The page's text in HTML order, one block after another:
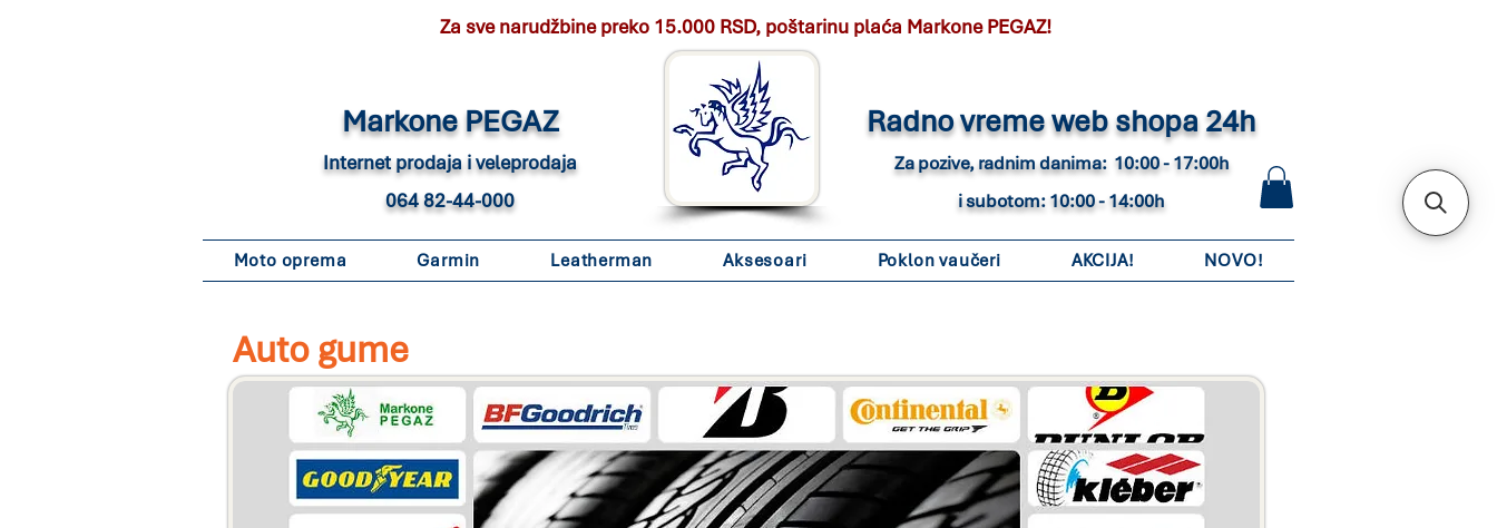
Za sve narudžbine preko 15.000 RSD, poštarinu plaća Markone PEGAZ!
Markone PEGAZ
Internet prodaja i veleprodaja
064 82-44-000
Radno vreme web shopa 24h
Za pozive, radnim danima: 10:00 - 17:00h
i subotom: 10:00 - 14:00h
Moto oprema Garmin Leatherman Aksesoari Poklon vaučeri AKCIJA! NOVO!
Auto gume